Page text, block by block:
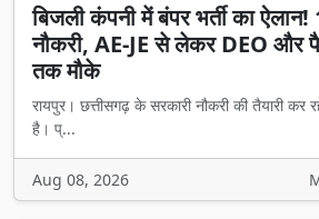
बिजली कंपनी में बंपर भर्ती का
नौकरी, AE-JE से लेकर DEO और
तक मौके
रायपुर। छत्तीसगढ़ के सरकारी नौकरी की तैयारी
है। प्...
Aug 08, 2026